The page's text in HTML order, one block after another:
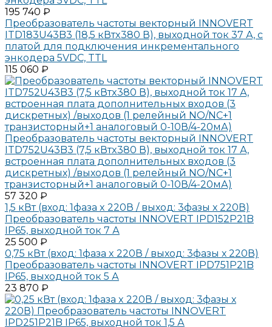
195 740 ₽
Преобразователь частоты векторный INNOVERT
ITD183U43B3 (18,5 кВтx380 В), выходной ток 37 А, с
платой для подключения инкрементального
энкодера 5VDC, TTL
115 060 ₽
Преобразователь частоты векторный INNOVERT
ITD752U43B3 (7,5 кВтx380 В), выходной ток 17 А,
встроенная плата дополнительных входов (3
дискретных) /выходов (1 релейный NO/NC+1
транзисторный+1 аналоговый 0-10В/4-20мА)
57 320 ₽
1,5 кВт (вход: 1фаза x 220В / выход: 3фазы х 220В)
Преобразователь частоты INNOVERT IPD152P21B
IP65, выходной ток 7 А
25 500 ₽
0,75 кВт (вход: 1фаза x 220В / выход: 3фазы х 220В)
Преобразователь частоты INNOVERT IPD751P21B
IP65, выходной ток 5 А
23 870 ₽